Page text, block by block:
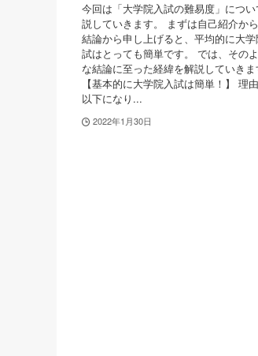
今回は「大学院入試の難易度」につ
説していきます。 まずは自己紹介から
結論から申し上げると、平均的に大学
試はとっても簡単です。 では、その
な結論に至った経緯を解説していきま
【基本的に大学院入試は簡単！】 理
以下になり...
2022年1月30日